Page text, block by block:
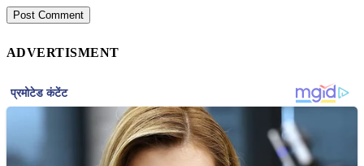
ADVERTISMENT